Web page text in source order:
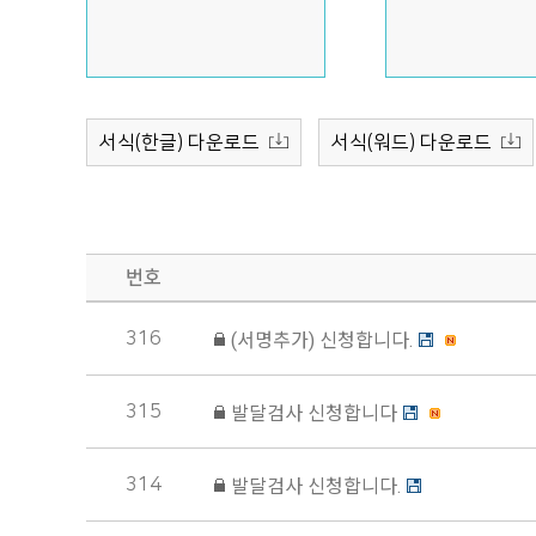
서식(한글) 다운로드 서식(워드) 다운로드
발달검사
번호
316 (서명추가) 신청합니다.
315 발달검사 신청합니다
314 발달검사 신청합니다.